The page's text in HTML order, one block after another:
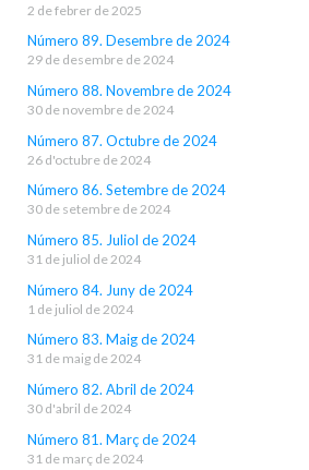
2 de febrer de 2025
Número 89. Desembre de 2024
29 de desembre de 2024
Número 88. Novembre de 2024
30 de novembre de 2024
Número 87. Octubre de 2024
26 d'octubre de 2024
Número 86. Setembre de 2024
30 de setembre de 2024
Número 85. Juliol de 2024
31 de juliol de 2024
Número 84. Juny de 2024
1 de juliol de 2024
Número 83. Maig de 2024
31 de maig de 2024
Número 82. Abril de 2024
30 d'abril de 2024
Número 81. Març de 2024
31 de març de 2024